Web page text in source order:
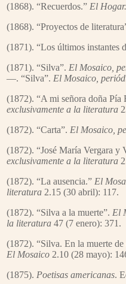
(1868). “Recuerdos.” El
(1868). “Proyectos de
(1871). “Los últimos instantes
(1871). “Silva”. El Mosaico,
—. “Silva”. El Mosaico,
(1872). “A mi señora doña Pía
exclusivamente a la literatura
(1872). “Carta”. El Mosaico,
(1872). “José María Vergara y
exclusivamente a la literatura
(1872). “La ausencia.” El
literatura 2.15 (30 abril): 117.
(1872). “Silva a la muerte”. El
la literatura 47 (7 enero): 371.
(1872). “Silva. En la muerte
El Mosaico 2.10 (28 mayo):
(1875). Poetisas americanas.